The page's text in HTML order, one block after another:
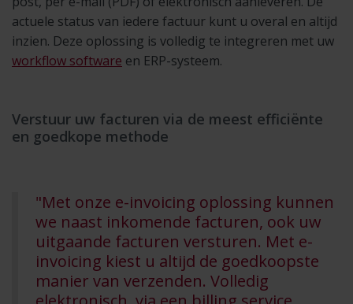
actuele status van iedere factuur kunt u overal en altijd
inzien. Deze oplossing is volledig te integreren met uw
workflow software en ERP-systeem.
Verstuur uw facturen via de meest efficiënte
en goedkope methode
"Met onze e-invoicing oplossing kunnen
we naast inkomende facturen, ook uw
uitgaande facturen versturen. Met e-
invoicing kiest u altijd de goedkoopste
manier van verzenden. Volledig